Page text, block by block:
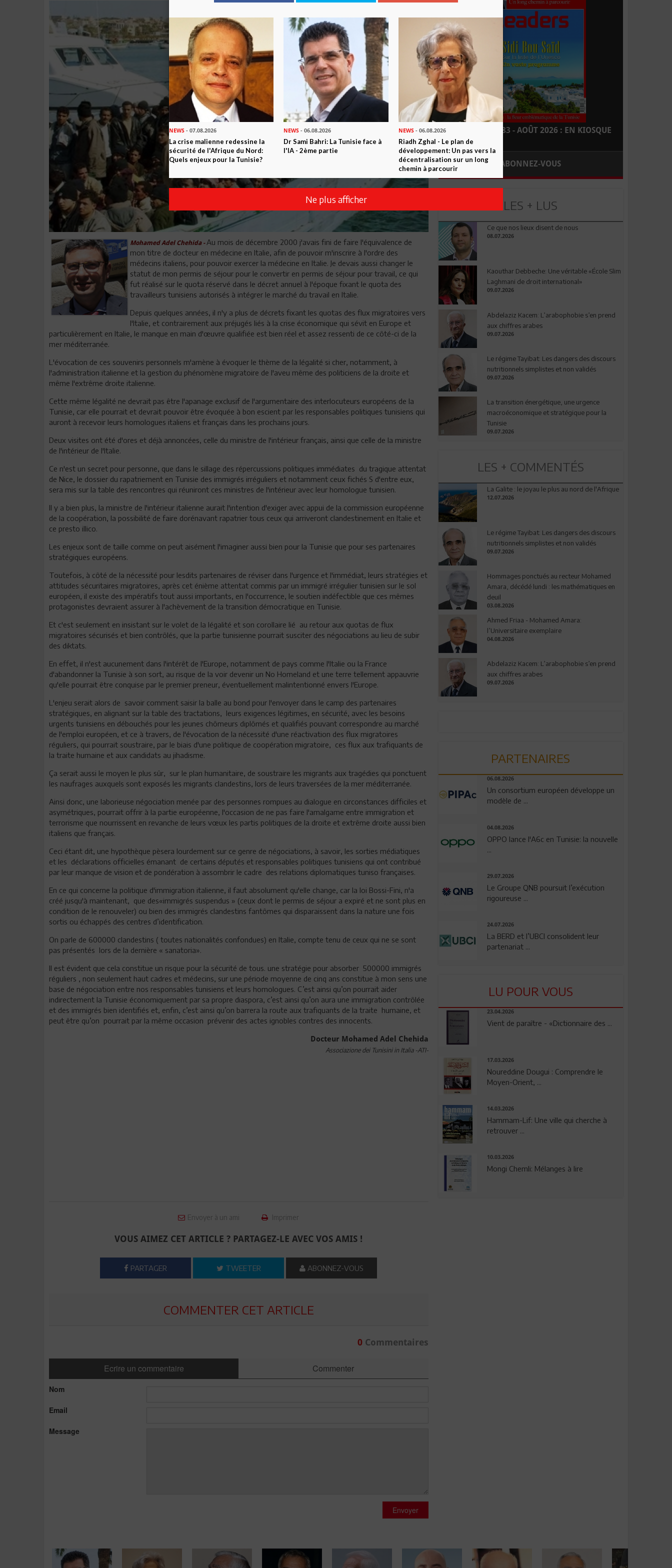
Mohamed Adel Chehida - Au mois de décembre 2000 j'avais fini de faire l'équivalence de
mon titre de docteur en médecine en Italie, afin de pouvoir m'inscrire à l'ordre des
médecins italiens, pour pouvoir exercer la médecine en Italie. Je devais aussi changer le
statut de mon permis de séjour pour le convertir en permis de séjour pour travail, ce qui
fut réalisé sur le quota réservé dans le décret annuel à l'époque fixant le quota des
travailleurs tunisiens autorisés à intégrer le marché du travail en Italie.
Depuis quelques années, il n'y a plus de décrets fixant les quotas des flux migratoires vers
l'Italie, et contrairement aux préjugés liés à la crise économique qui sévit en Europe et
particulièrement en Italie, le manque en main d'œuvre qualifiée est bien réel et assez ressenti de ce côté-ci de la
mer méditerranée.
L'évocation de ces souvenirs personnels m'amène à évoquer le thème de la légalité si cher, notamment, à
l'administration italienne et la gestion du phénomène migratoire de l'aveu même des politiciens de la droite et
même l'extrême droite italienne.
Cette même légalité ne devrait pas être l'apanage exclusif de l'argumentaire des interlocuteurs européens de la
Tunisie, car elle pourrait et devrait pouvoir être évoquée à bon escient par les responsables politiques tunisiens qui
auront à recevoir leurs homologues italiens et français dans les prochains jours.
Deux visites ont été d'ores et déjà annoncées, celle du ministre de l'intérieur français, ainsi que celle de la ministre
de l'intérieur de l'Italie.
Ce n'est un secret pour personne, que dans le sillage des répercussions politiques immédiates du tragique attentat
de Nice, le dossier du rapatriement en Tunisie des immigrés irréguliers et notamment ceux fichés S d'entre eux,
sera mis sur la table des rencontres qui réuniront ces ministres de l'intérieur avec leur homologue tunisien.
Il y a bien plus, la ministre de l'intérieur italienne aurait l'intention d'exiger avec appui de la commission européenne
de la coopération, la possibilité de faire dorénavant rapatrier tous ceux qui arriveront clandestinement en Italie et
ce presto illico.
Les enjeux sont de taille comme on peut aisément l'imaginer aussi bien pour la Tunisie que pour ses partenaires
stratégiques européens.
Toutefois, à côté de la nécessité pour lesdits partenaires de réviser dans l'urgence et l'immédiat, leurs stratégies et
attitudes sécuritaires migratoires, après cet énième attentat commis par un immigré irrégulier tunisien sur le sol
européen, il existe des impératifs tout aussi importants, en l'occurrence, le soutien indéfectible que ces mêmes
protagonistes devraient assurer à l'achèvement de la transition démocratique en Tunisie.
Et c'est seulement en insistant sur le volet de la légalité et son corollaire lié au retour aux quotas de flux
migratoires sécurisés et bien contrôlés, que la partie tunisienne pourrait susciter des négociations au lieu de subir
des diktats.
En effet, il n'est aucunement dans l'intérêt de l'Europe, notamment de pays comme l'Italie ou la France
d'abandonner la Tunisie à son sort, au risque de la voir devenir un No Homeland et une terre tellement appauvrie
qu'elle pourrait être conquise par le premier preneur, éventuellement malintentionné envers l'Europe.
L'enjeu serait alors de savoir comment saisir la balle au bond pour l'envoyer dans le camp des partenaires
stratégiques, en alignant sur la table des tractations, leurs exigences légitimes, en sécurité, avec les besoins
urgents tunisiens en débouchés pour les jeunes chômeurs diplômés et qualifiés pouvant correspondre au marché
de l'emploi européen, et ce à travers, de l'évocation de la nécessité d'une réactivation des flux migratoires
réguliers, qui pourrait soustraire, par le biais d'une politique de coopération migratoire, ces flux aux trafiquants de
la traite humaine et aux candidats au jihadisme.
Ça serait aussi le moyen le plus sûr, sur le plan humanitaire, de soustraire les migrants aux tragédies qui ponctuent
les naufrages auxquels sont exposés les migrants clandestins, lors de leurs traversées de la mer méditerranée.
Ainsi donc, une laborieuse négociation menée par des personnes rompues au dialogue en circonstances difficiles et
asymétriques, pourrait offrir à la partie européenne, l'occasion de ne pas faire l'amalgame entre immigration et
terrorisme que nourrissent en revanche de leurs vœux les partis politiques de la droite et extrême droite aussi bien
italiens que français.
Ceci étant dit, une hypothèque pèsera lourdement sur ce genre de négociations, à savoir, les sorties médiatiques
et les déclarations officielles émanant de certains députés et responsables politiques tunisiens qui ont contribué
par leur manque de vision et de pondération à assombrir le cadre des relations diplomatiques tuniso françaises.
En ce qui concerne la politique d'immigration italienne, il faut absolument qu'elle change, car la loi Bossi-Fini, n'a
créé jusqu'à maintenant, que des«immigrés suspendus » (ceux dont le permis de séjour a expiré et ne sont plus en
condition de le renouveler) ou bien des immigrés clandestins fantômes qui disparaissent dans la nature une fois
sortis ou échappés des centres d’identification.
On parle de 600000 clandestins ( toutes nationalités confondues) en Italie, compte tenu de ceux qui ne se sont
pas présentés lors de la dernière « sanatoria».
Il est évident que cela constitue un risque pour la sécurité de tous. une stratégie pour absorber 500000 immigrés
réguliers , non seulement haut cadres et médecins, sur une période moyenne de cinq ans constitue à mon sens une
base de négociation entre nos responsables tunisiens et leurs homologues. C’est ainsi qu’on pourrait aider
indirectement la Tunisie économiquement par sa propre diaspora, c’est ainsi qu’on aura une immigration contrôlée
et des immigrés bien identifiés et, enfin, c’est ainsi qu’on barrera la route aux trafiquants de la traite humaine, et
peut être qu’on pourrait par la même occasion prévenir des actes ignobles contres des innocents.
Docteur Mohamed Adel Chehida
Associazione dei Tunisini in Italia -ATI-
Envoyer à un ami Imprimer
VOUS AIMEZ CET ARTICLE ? PARTAGEZ-LE AVEC VOS AMIS !
PARTAGER TWEETER ABONNEZ-VOUS
COMMENTER CET ARTICLE
0Commentaires
Ecrire un commentaire Commenter
Nom
Email
Message
Envoyer
LEADERS N° 183 - AOÛT 2026 : EN KIOSQUE
ABONNEZ-VOUS
LES + LUS
Ce que nos lieux disent de nous
08.07.2026
Kaouthar Debbeche: Une véritable «École Slim
Laghmani de droit international»
09.07.2026
Abdelaziz Kacem: L’arabophobie s’en prend
aux chiffres arabes
09.07.2026
Le régime Tayibat: Les dangers des discours
nutritionnels simplistes et non validés
09.07.2026
La transition énergétique, une urgence
macroéconomique et stratégique pour la
Tunisie
09.07.2026
LES + COMMENTÉS
La Galite : le joyau le plus au nord de l'Afrique
12.07.2026
Le régime Tayibat: Les dangers des discours
nutritionnels simplistes et non validés
09.07.2026
Hommages ponctués au recteur Mohamed
Amara, décédé lundi : les mathématiques en
deuil
03.08.2026
Ahmed Friaa - Mohamed Amara:
l’Universitaire exemplaire
04.08.2026
Abdelaziz Kacem: L’arabophobie s’en prend
aux chiffres arabes
09.07.2026
PARTENAIRES
06.08.2026
Un consortium européen développe un
modèle de ...
04.08.2026
OPPO lance l'A6c en Tunisie: la nouvelle
29.07.2026
Le Groupe QNB poursuit l’exécution
rigoureuse ...
24.07.2026
La BERD et l’UBCI consolident leur
partenariat ...
LU POUR VOUS
23.04.2026
Vient de paraître - «Dictionnaire des ...
17.03.2026
Noureddine Dougui : Comprendre le
Moyen-Orient, ...
14.03.2026
Hammam-Lif: Une ville qui cherche à
retrouver ...
10.03.2026
Mongi Chemli: Mélanges à lire
NEWS - 07.08.2026
La crise malienne redessine la
sécurité de l'Afrique du Nord:
Quels enjeux pour la Tunisie?
NEWS - 06.08.2026
Dr Sami Bahri: La Tunisie face à
l'IA - 2ème partie
NEWS- 06.08.2026
Riadh Zghal - Le plan de
développement: Un pas vers la
décentralisation sur un long
chemin à parcourir
Ne plus afficher